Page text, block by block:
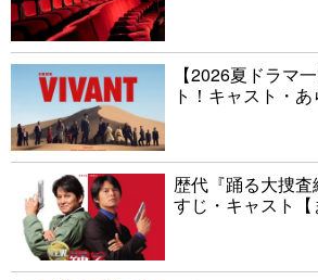
【2026夏ドラマ
ト！キャスト・あ
歴代『踊る大捜
すじ・キャスト【